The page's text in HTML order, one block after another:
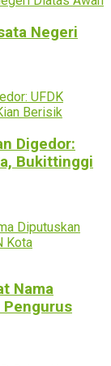
Negeri
Digedor:
Bukittinggi
Nama
Pengurus